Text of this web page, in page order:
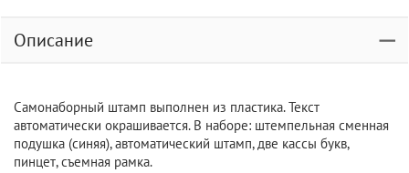
Описание
Самонаборный штамп выполнен из пластика. Текст
автоматически окрашивается. В наборе: штемпельная сменная
подушка (синяя), автоматический штамп, две кассы букв,
пинцет, съемная рамка.